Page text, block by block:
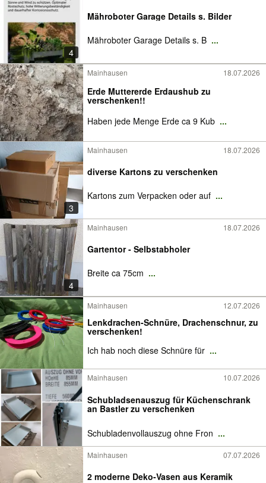
4
Mähroboter Garage Details s. Bilder
Mähroboter Garage Details s. B ...
Mainhausen 18.07.2026
Erde Muttererde Erdaushub zu
verschenken!!
Haben jede Menge Erde ca 9 Kub ...
3
Mainhausen 18.07.2026
diverse Kartons zu verschenken
Kartons zum Verpacken oder auf ...
4
Mainhausen 18.07.2026
Gartentor - Selbstabholer
Breite ca 75cm ...
Mainhausen 12.07.2026
Lenkdrachen-Schnüre, Drachenschnur, zu
verschenken!
Ich hab noch diese Schnüre für ...
Mainhausen 10.07.2026
Schubladsenauszug für Küchenschrank
an Bastler zu verschenken
Schubladenvollauszug ohne Fron ...
Mainhausen 07.07.2026
2 moderne Deko-Vasen aus Keramik